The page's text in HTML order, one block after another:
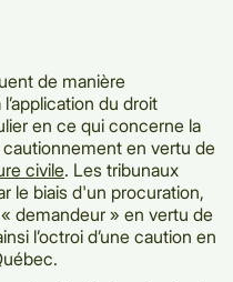
de manière
du droit
en ce qui concerne la
en vertu de
civile. Les tribunaux
le biais d'un procuration,
demandeur » en vertu de
l’octroi d’une caution en